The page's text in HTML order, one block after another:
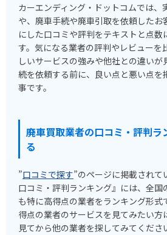
カーエンディング・ドットコムでは、
や、廃車手続や廃車引取を依頼したお
にした口コミや評判をテキストと点数
す。気になる業者の評判やレビューを
しいサービスの強みや他社との違いが
続を依頼する前に、良い点と悪い点を
事です。
廃車買取業者の口コミ・評判ラ
る
”口コミで探す”のページに掲載されて
口コミ・評判ランキング』には、全国
も特に高得点の業者をランキング形式
得点の業者のサービスを見てみたい方
見てから他の業者を探してみてくださ